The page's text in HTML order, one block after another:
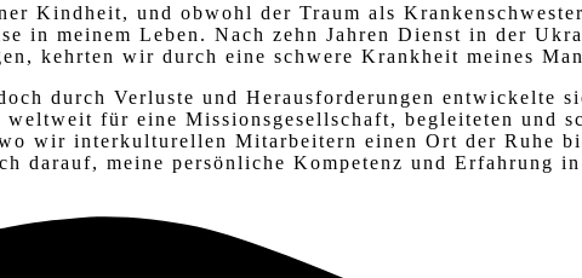
Kindheit, und obwohl der Traum als
in meinem Leben . Nach zehn Jahren Dienst in der
kehrten wir durch eine schwere Krankheit meines
durch Verluste und Herausforderungen entwickelte
für eine Missionsgesellschaft, begleiteten und
wir interkulturellen Mitarbeitern einen Ort der Ruhe
darauf, meine persönliche Kompetenz und Erfahrung